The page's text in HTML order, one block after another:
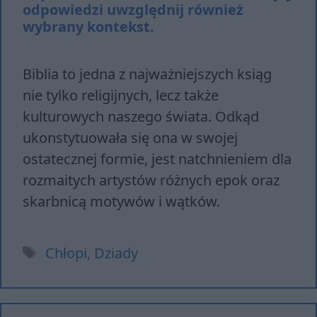
odpowiedzi uwzględnij również
wybrany kontekst.
Biblia to jedna z najważniejszych ksiąg
nie tylko religijnych, lecz także
kulturowych naszego świata. Odkąd
ukonstytuowała się ona w swojej
ostatecznej formie, jest natchnieniem dla
rozmaitych artystów różnych epok oraz
skarbnicą motywów i wątków.
Tagi
Chłopi, Dziady